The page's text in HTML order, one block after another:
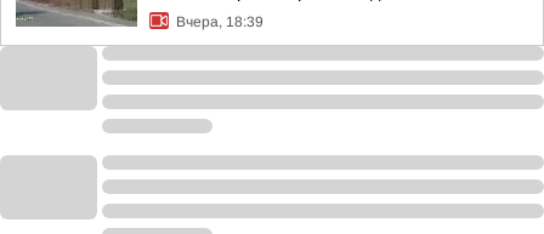
Вчера, 18:39